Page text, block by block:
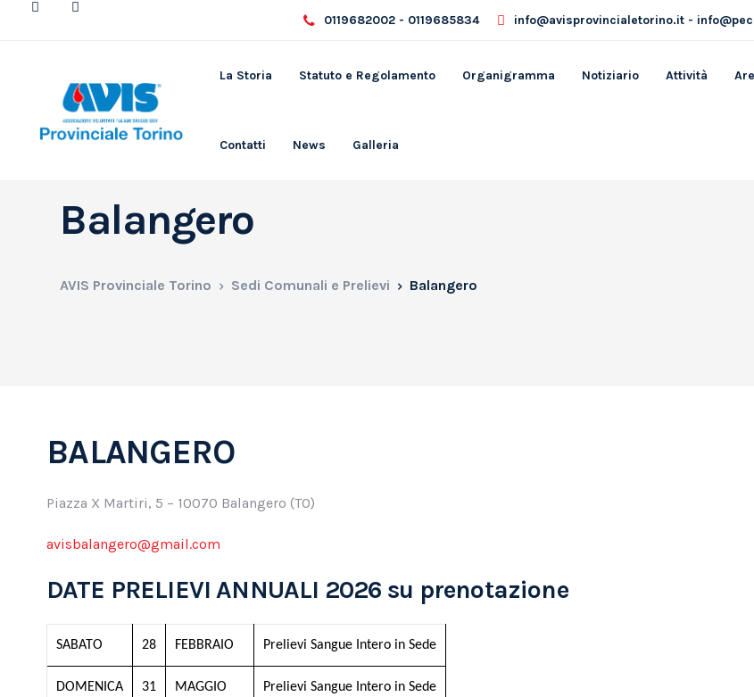
0119682002 - 0119685834 info@avisprovincialetorino.it -
La Storia Statuto e Regolamento Organigramma Notiziario Attività
Contatti News Galleria
Balangero
AVIS Provinciale Torino Sedi Comunali e Prelievi Balangero
BALANGERO
Piazza X Martiri, 5 – 10070 Balangero (TO)
avisbalangero@gmail.com
DATE PRELIEVI ANNUALI 2026 su prenotazione
SABATO 28 FEBBRAIO Prelievi Sangue Intero in Sede
DOMENICA 31 MAGGIO Prelievi Sangue Intero in Sede